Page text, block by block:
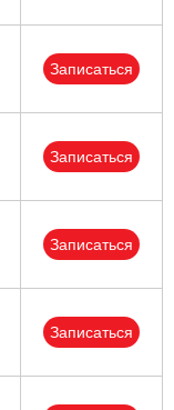
Записаться
Записаться
Записаться
Записаться